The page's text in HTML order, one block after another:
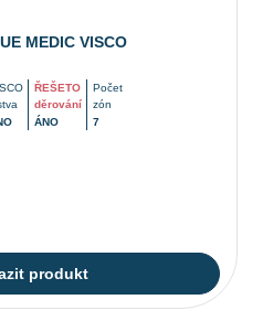
MEDIC VISCO
ŘEŠETO
děrování
ÁNO
Počet
zón
7
produkt